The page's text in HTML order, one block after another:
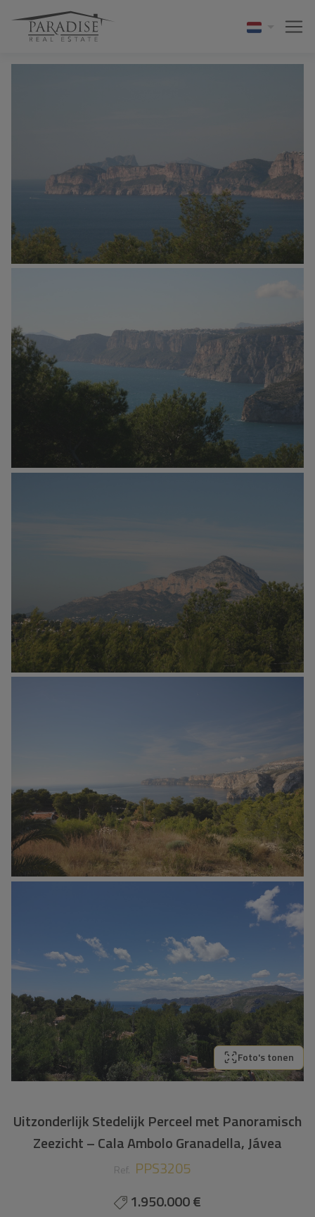
Foto's tonen
Uitzonderlijk Stedelijk Perceel met Panoramisch
Zeezicht – Cala Ambolo Granadella, Jávea
Ref. PPS3205
1.950.000 €
1 / 7